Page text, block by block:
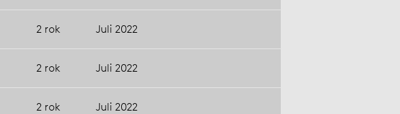
2 rok Juli 2022
2 rok Juli 2022
2 rok Juli 2022